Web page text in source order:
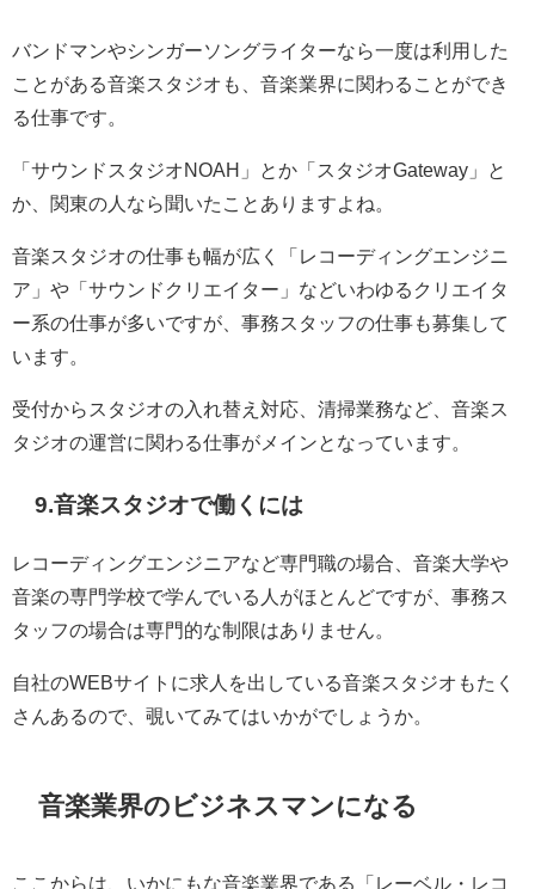
バンドマンやシンガーソングライターなら一度は利用した
ことがある音楽スタジオも、音楽業界に関わることができ
る仕事です。
「サウンドスタジオNOAH」とか「スタジオGateway」と
か、関東の人なら聞いたことありますよね。
音楽スタジオの仕事も幅が広く「レコーディングエンジニ
ア」や「サウンドクリエイター」などいわゆるクリエイタ
ー系の仕事が多いですが、事務スタッフの仕事も募集して
います。
受付からスタジオの入れ替え対応、清掃業務など、音楽ス
タジオの運営に関わる仕事がメインとなっています。
9.音楽スタジオで働くには
レコーディングエンジニアなど専門職の場合、音楽大学や
音楽の専門学校で学んでいる人がほとんどですが、事務ス
タッフの場合は専門的な制限はありません。
自社のWEBサイトに求人を出している音楽スタジオもたく
さんあるので、覗いてみてはいかがでしょうか。
音楽業界のビジネスマンになる
ここからは、いかにもな音楽業界である「レーベル・レコ